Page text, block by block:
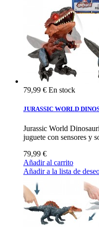
79,99 € En stock
JURASSIC WORLD
Jurassic World
juguete con sensores y
79,99 €
Añadir al carrito
Añadir a la lista de